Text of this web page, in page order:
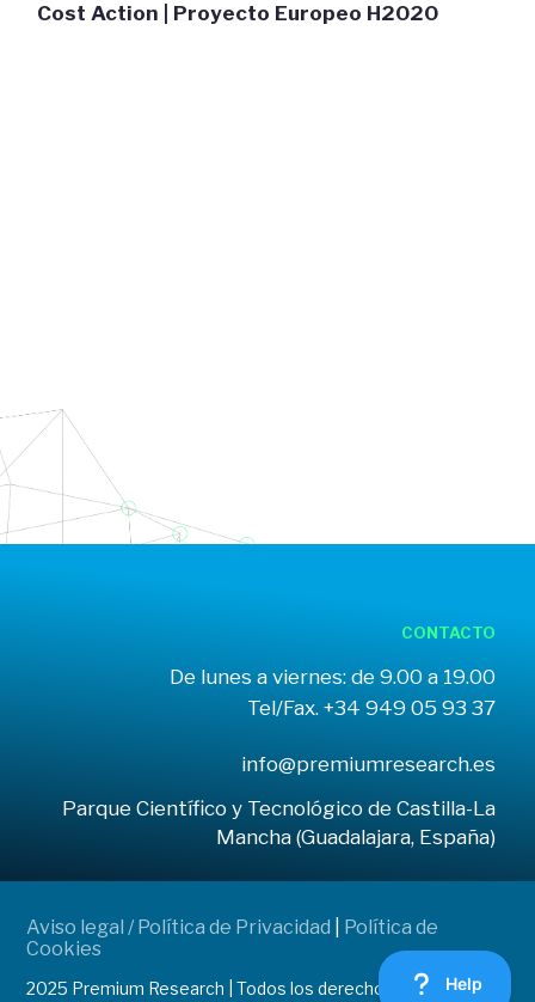
Cost Action | Proyecto Europeo H2020
CONTACTO
De lunes a viernes: de 9.00 a 19.00
Tel/Fax. +34 949 05 93 37
info@premiumresearch.es
Parque Científico y Tecnológico de Castilla-La
Mancha (Guadalajara, España)
Aviso legal / Política de Privacidad
Política de
Cookies
2025 Premium Research | Todos los derechos reservados